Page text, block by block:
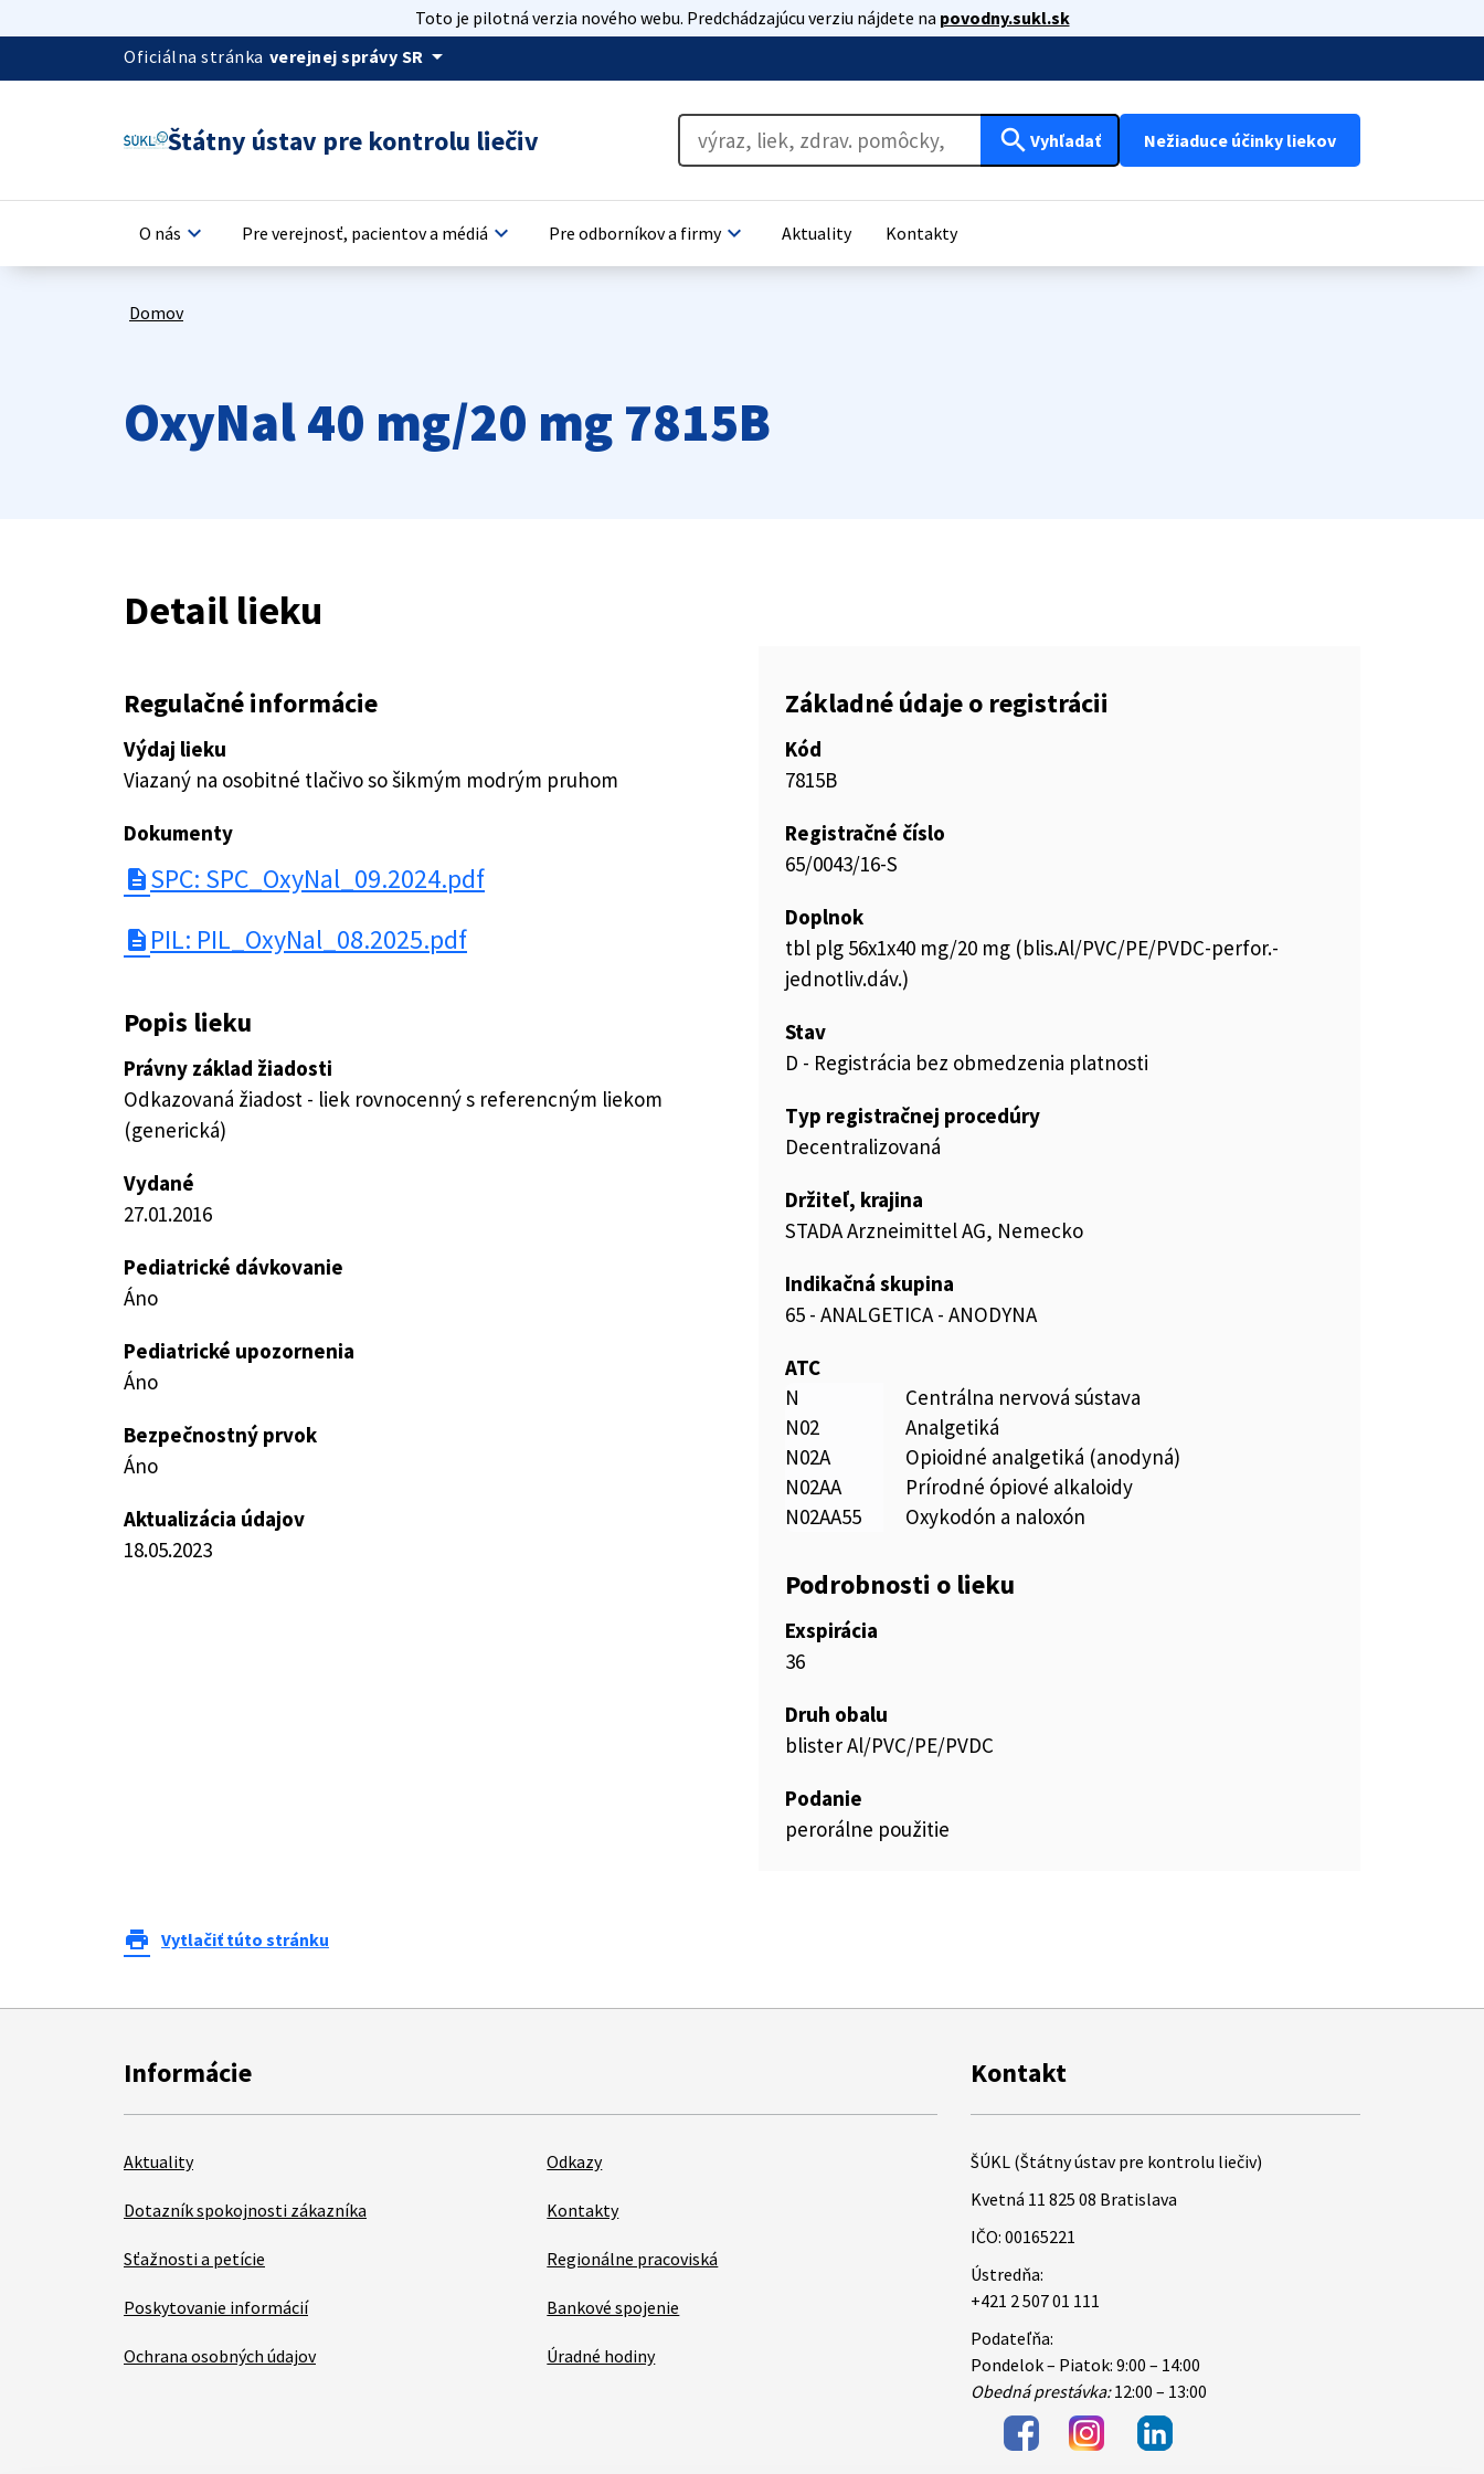
Toto je pilotná verzia nového webu. Predchádzajúcu verziu nájdete na povodny.sukl.sk
Oficiálna stránka verejnej správy SR arrow_drop_down
Štátny ústav pre kontrolu liečiv search Vyhľadať Nežiaduce účinky liekov
O nás keyboard_arrow_down Pre verejnosť, pacientov a médiá keyboard_arrow_down Pre odborníkov a firmykeyboard_arrow_down Aktuality Kontakty
Domov
OxyNal 40 mg/20 mg 7815B
Detail lieku
Regulačné informácie
Výdaj lieku
Viazaný na osobitné tlačivo so šikmým modrým pruhom
Dokumenty
description SPC: SPC_OxyNal_09.2024.pdf
description PIL: PIL_OxyNal_08.2025.pdf
Popis lieku
Právny základ žiadosti
Odkazovaná žiadost - liek rovnocenný s referencným liekom
(generická)
Vydané
27.01.2016
Pediatrické dávkovanie
Áno
Pediatrické upozornenia
Áno
Bezpečnostný prvok
Áno
Aktualizácia údajov
18.05.2023
Základné údaje o registrácii
Kód
7815B
Registračné číslo
65/0043/16-S
Doplnok
tbl plg 56x1x40 mg/20 mg (blis.Al/PVC/PE/PVDC-perfor.-
jednotliv.dáv.)
Stav
D - Registrácia bez obmedzenia platnosti
Typ registračnej procedúry
Decentralizovaná
Držiteľ, krajina
STADA Arzneimittel AG, Nemecko
Indikačná skupina
65 - ANALGETICA - ANODYNA
ATC
N
Centrálna nervová sústava
N02
Analgetiká
N02A
Opioidné analgetiká (anodyná)
N02AA
Prírodné ópiové alkaloidy
N02AA55
Oxykodón a naloxón
Podrobnosti o lieku
Exspirácia
36
Druh obalu
blister Al/PVC/PE/PVDC
Podanie
perorálne použitie
print Vytlačiť túto stránku
Informácie
Aktuality
Dotazník spokojnosti zákazníka
Sťažnosti a petície
Poskytovanie informácií
Ochrana osobných údajov
Odkazy
Kontakty
Regionálne pracoviská
Bankové spojenie
Úradné hodiny
Kontakt
ŠÚKL (Štátny ústav pre kontrolu liečiv)
Kvetná 11 825 08 Bratislava
IČO: 00165221
Ústredňa:
+421 2 507 01 111
Podateľňa:
Pondelok – Piatok: 9:00 – 14:00
Obedná prestávka:12:00 – 13:00